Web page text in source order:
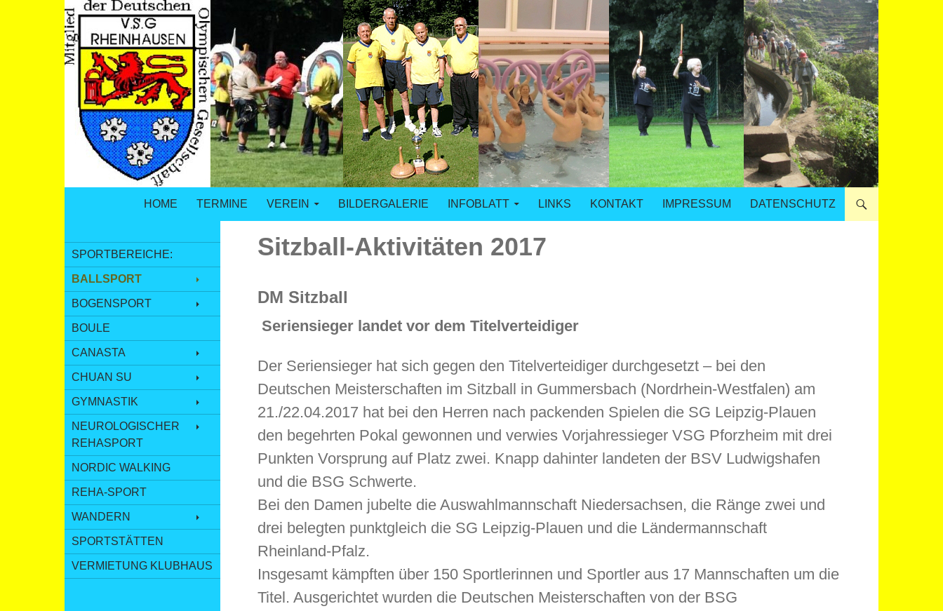
VSG Rheinhausen – Versehrtensport in Duisburg
HOME TERMINE VEREIN BILDERGALERIE INFOBLATT LINKS KONTAKT IMPRESSUM DATENSCHUTZ
Sitzball-Aktivitäten 2017
DM Sitzball
Seriensieger landet vor dem Titelverteidiger
Der Seriensieger hat sich gegen den Titelverteidiger durchgesetzt – bei den
Deutschen Meisterschaften im Sitzball in Gummersbach (Nordrhein-Westfalen) am
21./22.04.2017 hat bei den Herren nach packenden Spielen die SG Leipzig-Plauen
den begehrten Pokal gewonnen und verwies Vorjahressieger VSG Pforzheim mit drei
Punkten Vorsprung auf Platz zwei. Knapp dahinter landeten der BSV Ludwigshafen
und die BSG Schwerte.
Bei den Damen jubelte die Auswahlmannschaft Niedersachsen, die Ränge zwei und
drei belegten punktgleich die SG Leipzig-Plauen und die Ländermannschaft
Rheinland-Pfalz.
Insgesamt kämpften über 150 Sportlerinnen und Sportler aus 17 Mannschaften um die
Titel. Ausgerichtet wurden die Deutschen Meisterschaften von der BSG
SPORTBEREICHE:
BALLSPORT
BOGENSPORT
BOULE
CANASTA
CHUAN SU
GYMNASTIK
NEUROLOGISCHER
REHASPORT
NORDIC WALKING
REHA-SPORT
WANDERN
SPORTSTÄTTEN
VERMIETUNG KLUBHAUS